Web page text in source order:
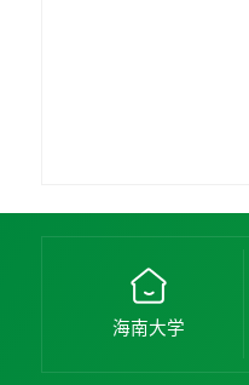
海南大学